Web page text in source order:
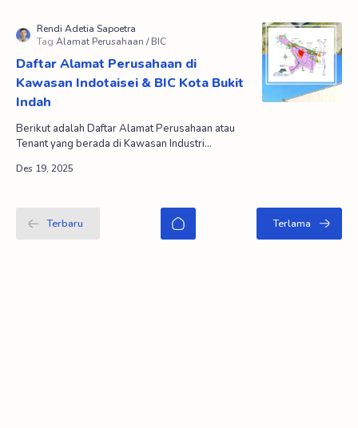
Daftar Alamat Perusahaan di
Kawasan Indotaisei & BIC Kota Bukit
Indah
Berikut adalah Daftar Alamat Perusahaan atau
Tenant yang berada di Kawasan Industri
City) Kota Buk…